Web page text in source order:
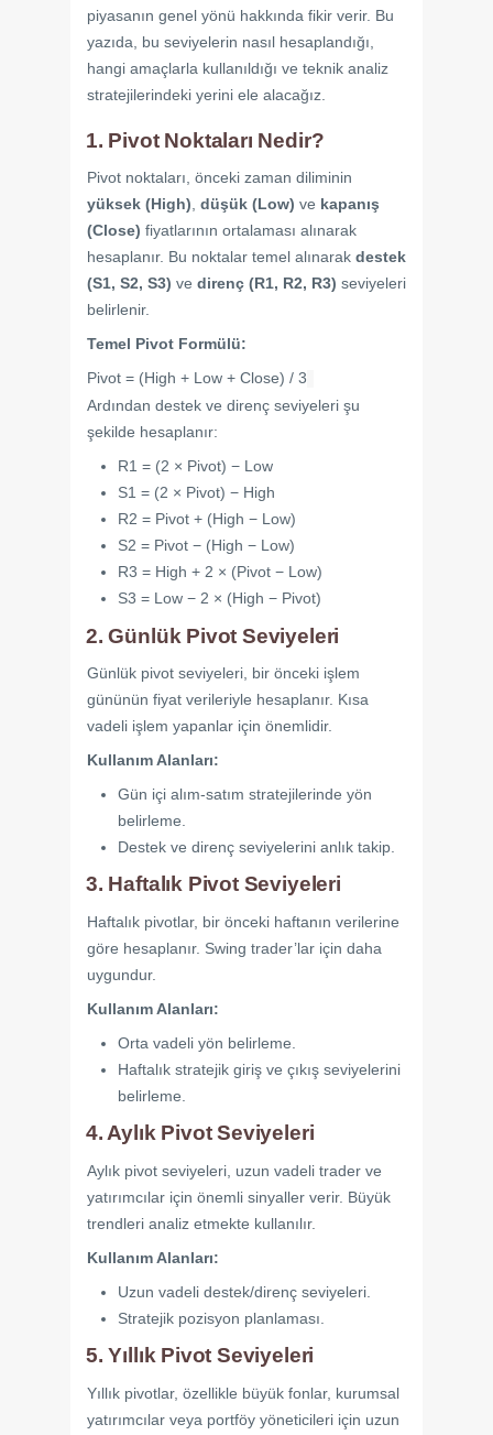
piyasanın genel yönü hakkında fikir verir. Bu
yazıda, bu seviyelerin nasıl hesaplandığı,
hangi amaçlarla kullanıldığı ve teknik analiz
stratejilerindeki yerini ele alacağız.
1. Pivot Noktaları Nedir?
Pivot noktaları, önceki zaman diliminin
yüksek (High) düşük (Low) ve kapanış
(Close) fiyatlarının ortalaması alınarak
hesaplanır. Bu noktalar temel alınarak destek
(S1, S2, S3) ve direnç (R1, R2, R3) seviyeleri
belirlenir.
Temel Pivot Formülü:
Pivot = (High + Low + Close) / 3
Ardından destek ve direnç seviyeleri şu
şekilde hesaplanır:
R1 = (2 × Pivot) − Low
S1 = (2 × Pivot) − High
R2 = Pivot + (High − Low)
S2 = Pivot − (High − Low)
R3 = High + 2 × (Pivot − Low)
S3 = Low − 2 × (High − Pivot)
2. Günlük Pivot Seviyeleri
Günlük pivot seviyeleri, bir önceki işlem
gününün fiyat verileriyle hesaplanır. Kısa
vadeli işlem yapanlar için önemlidir.
Kullanım Alanları:
Gün içi alım-satım stratejilerinde yön
belirleme.
Destek ve direnç seviyelerini anlık takip.
3. Haftalık Pivot Seviyeleri
Haftalık pivotlar, bir önceki haftanın verilerine
göre hesaplanır. Swing trader’lar için daha
uygundur.
Kullanım Alanları:
Orta vadeli yön belirleme.
Haftalık stratejik giriş ve çıkış seviyelerini
belirleme.
4. Aylık Pivot Seviyeleri
Aylık pivot seviyeleri, uzun vadeli trader ve
yatırımcılar için önemli sinyaller verir. Büyük
trendleri analiz etmekte kullanılır.
Kullanım Alanları:
Uzun vadeli destek/direnç seviyeleri.
Stratejik pozisyon planlaması.
5. Yıllık Pivot Seviyeleri
Yıllık pivotlar, özellikle büyük fonlar, kurumsal
yatırımcılar veya portföy yöneticileri için uzun